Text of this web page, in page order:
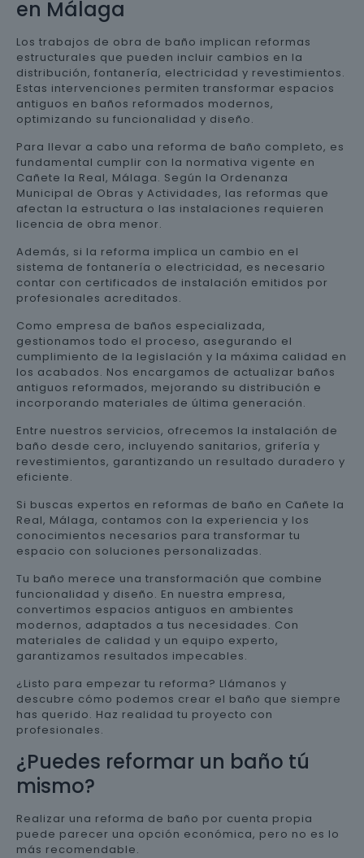
en Málaga
Los trabajos de obra de baño implican reformas
estructurales que pueden incluir cambios en la
distribución, fontanería, electricidad y revestimientos.
Estas intervenciones permiten transformar espacios
antiguos en baños reformados modernos,
optimizando su funcionalidad y diseño.
Para llevar a cabo una reforma de baño completo, es
fundamental cumplir con la normativa vigente en
Cañete la Real, Málaga. Según la Ordenanza
Municipal de Obras y Actividades, las reformas que
afectan la estructura o las instalaciones requieren
licencia de obra menor.
Además, si la reforma implica un cambio en el
sistema de fontanería o electricidad, es necesario
contar con certificados de instalación emitidos por
profesionales acreditados.
Como empresa de baños especializada,
gestionamos todo el proceso, asegurando el
cumplimiento de la legislación y la máxima calidad en
los acabados. Nos encargamos de actualizar baños
antiguos reformados, mejorando su distribución e
incorporando materiales de última generación.
Entre nuestros servicios, ofrecemos la instalación de
baño desde cero, incluyendo sanitarios, grifería y
revestimientos, garantizando un resultado duradero y
eficiente.
Si buscas expertos en reformas de baño en Cañete la
Real, Málaga, contamos con la experiencia y los
conocimientos necesarios para transformar tu
espacio con soluciones personalizadas.
Tu baño merece una transformación que combine
funcionalidad y diseño. En nuestra empresa,
convertimos espacios antiguos en ambientes
modernos, adaptados a tus necesidades. Con
materiales de calidad y un equipo experto,
garantizamos resultados impecables.
¿Listo para empezar tu reforma? Llámanos y
descubre cómo podemos crear el baño que siempre
has querido. Haz realidad tu proyecto con
profesionales.
¿Puedes reformar un baño tú
mismo?
Realizar una reforma de baño por cuenta propia
puede parecer una opción económica, pero no es lo
más recomendable.